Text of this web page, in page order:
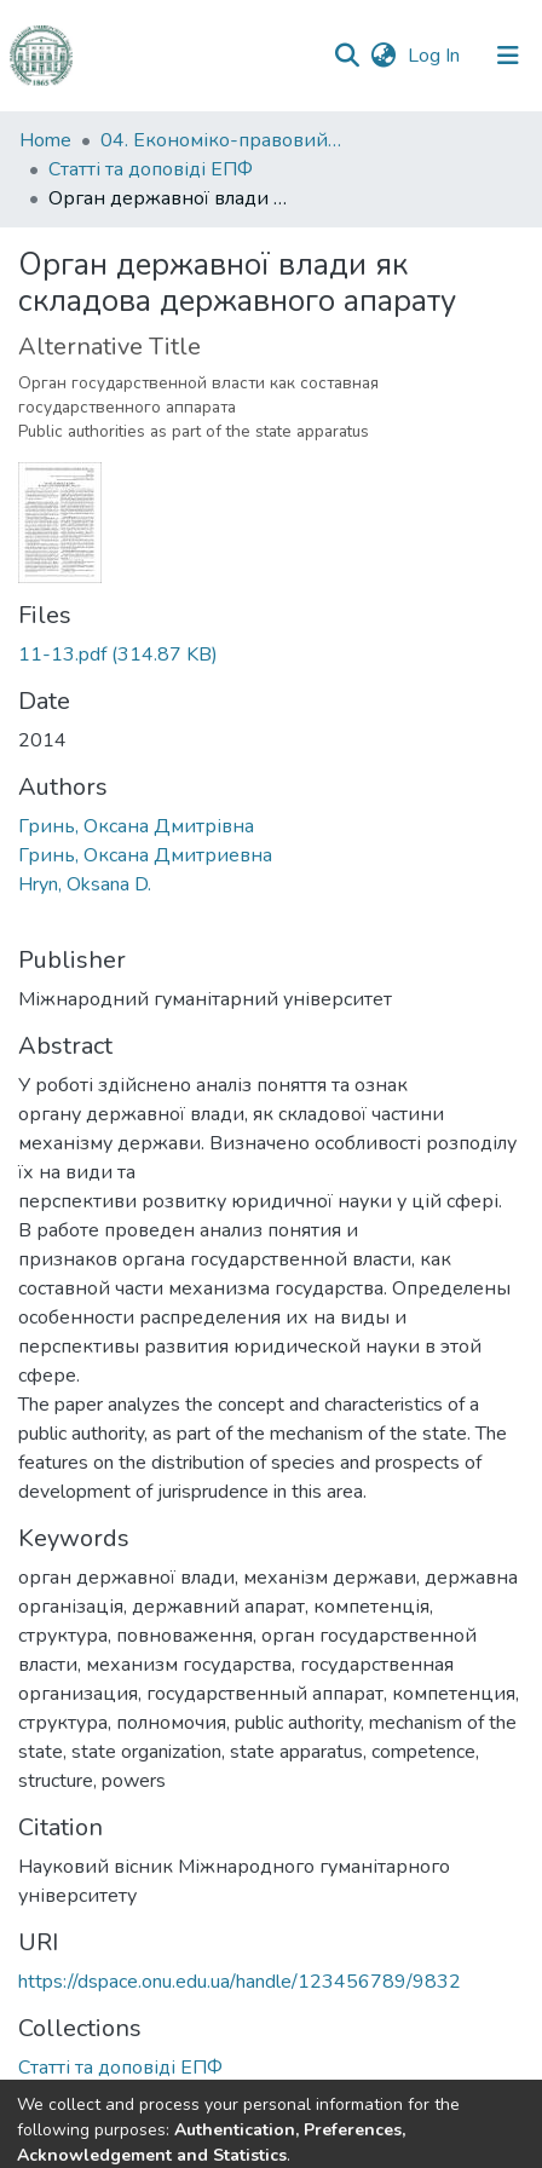
Log In (current)
Communities
&
Collections
Statistics
Home
04. Економіко-правовий факультет
Статті та доповіді ЕПФ
Орган державної влади як складова державного апарату
Орган державної влади як
складова державного апарату
Alternative Title
Орган государственной власти как составная
государственного аппарата
Public authorities as part of the state apparatus
Files
11-13.pdf(314.87 KB)
Date
2014
Authors
Гринь, Оксана Дмитрівна
Гринь, Оксана Дмитриевна
Hryn, Oksana D.
Publisher
Міжнародний гуманітарний університет
Abstract
У роботі здійснено аналіз поняття та ознак
органу державної влади, як складової частини
механізму держави. Визначено особливості розподілу
їх на види та
перспективи розвитку юридичної науки у цій сфері.
В работе проведен анализ понятия и
признаков органа государственной власти, как
составной части механизма государства. Определены
особенности распределения их на виды и
перспективы развития юридической науки в этой
сфере.
The paper analyzes the concept and characteristics of a
public authority, as part of the mechanism of the state. The
features on the distribution of species and prospects of
development of jurisprudence in this area.
Keywords
орган державної влади, механізм держави, державна
організація, державний апарат, компетенція,
структура, повноваження, орган государственной
власти, механизм государства, государственная
организация, государственный аппарат, компетенция,
структура, полномочия, public authority, mechanism of the
state, state organization, state apparatus, competence,
structure, powers
Citation
Науковий вісник Міжнародного гуманітарного
університету
URI
https://dspace.onu.edu.ua/handle/123456789/9832
Collections
Статті та доповіді ЕПФ
Full item page
We collect and process your personal information for the
following purposes: Authentication, Preferences,
Acknowledgement and Statistics.